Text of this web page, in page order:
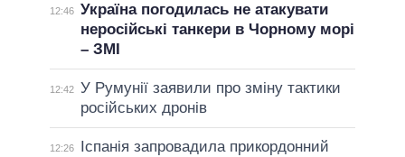
12:46 Україна погодилась не атакувати
неросійські танкери в Чорному морі
– ЗМІ
12:42 У Румунії заявили про зміну тактики
російських дронів
12:26
Іспанія запровадила прикордонний